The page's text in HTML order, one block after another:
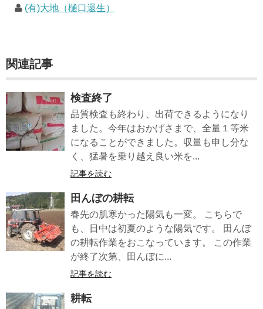
(有)大地（樋口還生）
関連記事
検査終了
品質検査も終わり、出荷できるようになり
ました。今年はおかげさまで、全量１等米
になることができました。収量も申し分な
く、猛暑を乗り越え良い米を...
記事を読む
田んぼの耕転
春先の肌寒かった陽気も一変。 こちらで
も、日中は初夏のような陽気です。 田んぼ
の耕転作業をおこなっています。 この作業
が終了次第、田んぼに...
記事を読む
耕転